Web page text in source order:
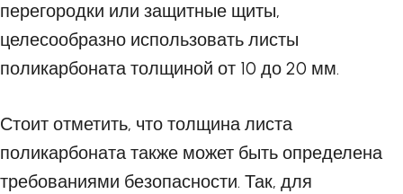
перегородки или защитные щиты,
целесообразно использовать листы
поликарбоната толщиной от 10 до 20 мм.
Стоит отметить, что толщина листа
поликарбоната также может быть определена
требованиями безопасности. Так, для